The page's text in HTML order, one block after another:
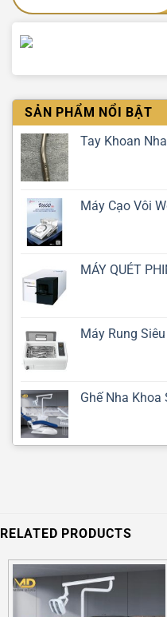
SẢN PHẨM NỔI BẬT
Tay Khoan
Máy Cạo Vôi
MÁY QUÉT
Máy Rung
Ghế Nha Khoa
RELATED PRODUCTS